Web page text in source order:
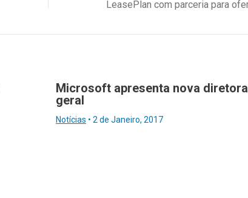
Microsoft apresenta nova diretora
geral
Notícias • 2 de Janeiro, 2017